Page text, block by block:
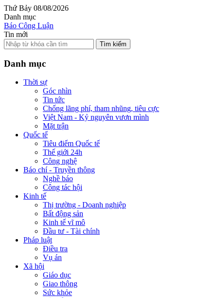
Thứ Bảy 08/08/2026
Danh mục
Báo Công Luận
Tin mới
Tìm kiếm
Danh mục
Thời sự
Góc nhìn
Tin tức
Chống lãng phí, tham nhũng, tiêu cực
Việt Nam - Kỷ nguyên vươn mình
Mặt trận
Quốc tế
Tiêu điểm Quốc tế
Thế giới 24h
Công nghệ
Báo chí - Truyền thông
Nghề báo
Công tác hội
Kinh tế
Thị trường - Doanh nghiệp
Bất động sản
Kinh tế vĩ mô
Đầu tư - Tài chính
Pháp luật
Điều tra
Vụ án
Xã hội
Giáo dục
Giao thông
Sức khỏe